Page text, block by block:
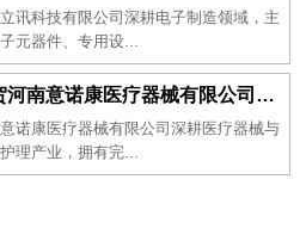
讯科技有限公司深耕电子制造领域，主
元器件、专用设...
祝贺河南意诺康医疗器械有限公司2026年一次性成功通过GMP认证
诺康医疗器械有限公司深耕医疗器械与
理产业，拥有完...